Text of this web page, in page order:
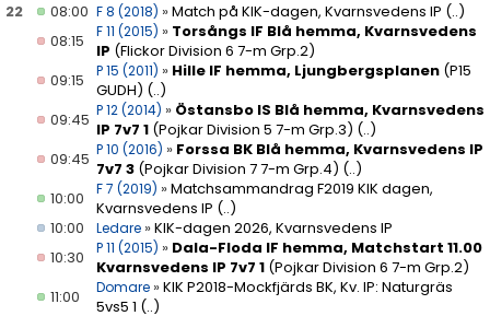
22
08:00 F 8 (2018) »Match på KIK-dagen, Kvarnsvedens IP (..)
08:15
F 11 (2015) » Torsångs IF Blå hemma, Kvarnsvedens
IP (Flickor Division 6 7-m Grp.2)
09:15
P 15 (2011) » Hille IF hemma, Ljungbergsplanen (P15
GUDH) (..)
09:45 P 12 (2014) » Östansbo IS Blå hemma, Kvarnsvedens
IP 7v7 1 (Pojkar Division 5 7-m Grp.3) (..)
09:45 P 10 (2016) » Forssa BK Blå hemma, Kvarnsvedens IP
7v7 3 (Pojkar Division 7 7-m Grp.4) (..)
10:00
F 7 (2019) »Matchsammandrag F2019 KIK dagen,
Kvarnsvedens IP (..)
10:00
Ledare »KIK-dagen 2026, Kvarnsvedens IP
10:30
P 11 (2015) » Dala-Floda IF hemma, Matchstart 11.00
Kvarnsvedens IP 7v7 1 (Pojkar Division 6 7-m Grp.2)
11:00
Domare »KIK P2018-Mockfjärds BK, Kv. IP: Naturgräs
5vs5 1 (..)